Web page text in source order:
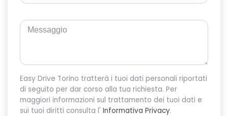
Easy Drive Torino tratterà i tuoi dati personali riportati
di seguito per dar corso alla tua richiesta. Per
maggiori informazioni sul trattamento dei tuoi dati e
sui tuoi diritti consulta l' Informativa Privacy.